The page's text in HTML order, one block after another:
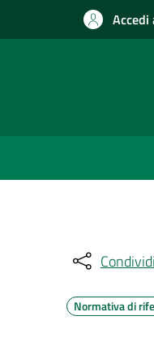
Condividi
Normativa di